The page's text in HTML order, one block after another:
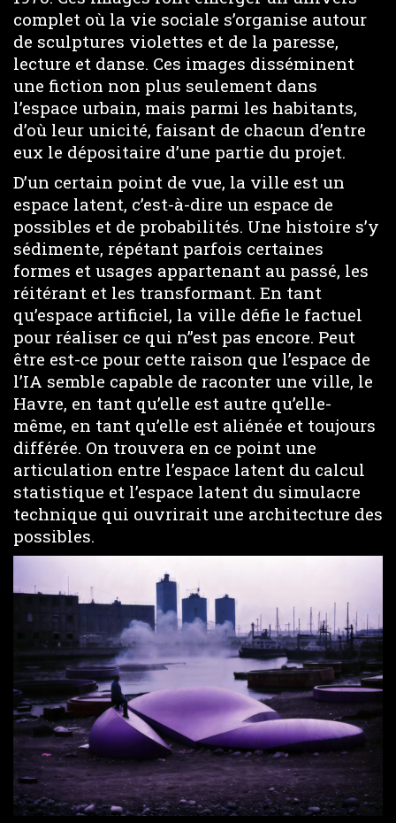
complet où la vie sociale s’organise autour
de sculptures violettes et de la paresse,
lecture et danse. Ces images disséminent
une fiction non plus seulement dans
l’espace urbain, mais parmi les habitants,
d’où leur unicité, faisant de chacun d’entre
eux le dépositaire d’une partie du projet.
D’un certain point de vue, la ville est un
espace latent, c’est-à-dire un espace de
possibles et de probabilités. Une histoire s’y
sédimente, répétant parfois certaines
formes et usages appartenant au passé, les
réitérant et les transformant. En tant
qu’espace artificiel, la ville défie le factuel
pour réaliser ce qui n”est pas encore. Peut
être est-ce pour cette raison que l’espace de
l’IA semble capable de raconter une ville, le
Havre, en tant qu’elle est autre qu’elle-
même, en tant qu’elle est aliénée et toujours
différée. On trouvera en ce point une
articulation entre l’espace latent du calcul
statistique et l’espace latent du simulacre
technique qui ouvrirait une architecture des
possibles.